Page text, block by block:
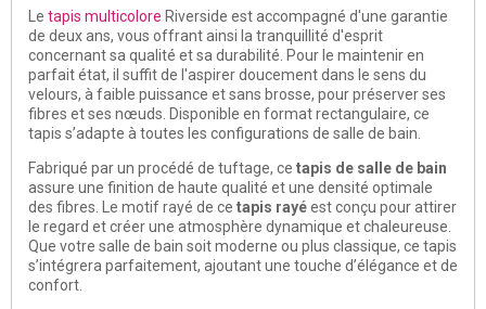
Le tapis multicolore Riverside est accompagné d'une garantie
de deux ans, vous offrant ainsi la tranquillité d'esprit
concernant sa qualité et sa durabilité. Pour le maintenir en
parfait état, il suffit de l'aspirer doucement dans le sens du
velours, à faible puissance et sans brosse, pour préserver ses
fibres et ses nœuds. Disponible en format rectangulaire, ce
tapis s’adapte à toutes les configurations de salle de bain.
Fabriqué par un procédé de tuftage, ce tapis de salle de bain
assure une finition de haute qualité et une densité optimale
des fibres. Le motif rayé de ce tapis rayéest conçu pour attirer
le regard et créer une atmosphère dynamique et chaleureuse.
Que votre salle de bain soit moderne ou plus classique, ce tapis
s’intégrera parfaitement, ajoutant une touche d’élégance et de
confort.